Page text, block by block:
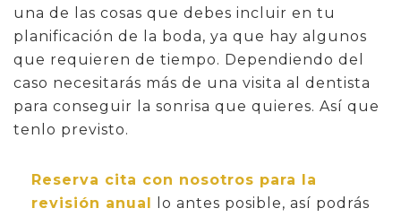
una de las cosas que debes incluir en tu
planificación de la boda, ya que hay algunos
que requieren de tiempo. Dependiendo del
caso necesitarás más de una visita al dentista
para conseguir la sonrisa que quieres. Así que
tenlo previsto.
Reserva cita con nosotros para la
revisión anual
lo antes posible, así podrás